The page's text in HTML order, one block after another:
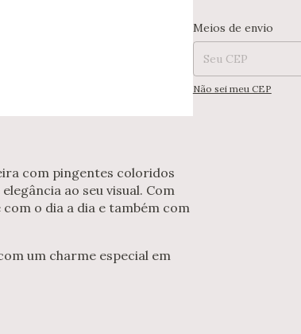
Entregas para o CEP:
Meios de envio
Não sei meu CEP
com pingentes coloridos
ao seu visual. Com
o dia a dia e também com
um charme especial em